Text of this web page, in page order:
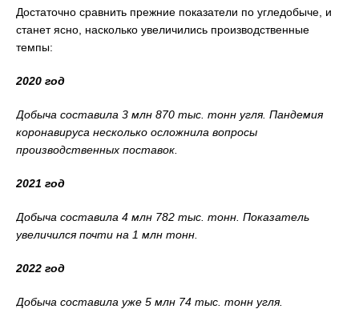
Достаточно сравнить прежние показатели по угледобыче, и
станет ясно, насколько увеличились производственные
темпы:
2020 год
Добыча составила 3 млн 870 тыс. тонн угля. Пандемия
коронавируса несколько осложнила вопросы
производственных поставок.
2021 год
Добыча составила 4 млн 782 тыс. тонн. Показатель
увеличился почти на 1 млн тонн.
2022 год
Добыча составила уже 5 млн 74 тыс. тонн угля.